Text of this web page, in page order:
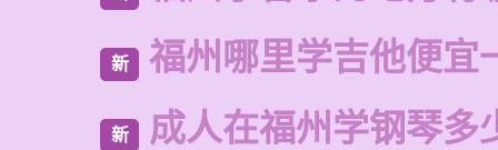
新 福州哪里学吉他便宜
新 成人在福州学钢琴多